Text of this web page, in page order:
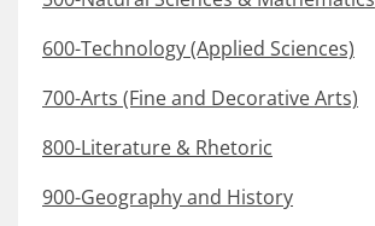
600-Technology (Applied Sciences)
700-Arts (Fine and Decorative Arts)
800-Literature & Rhetoric
900-Geography and History